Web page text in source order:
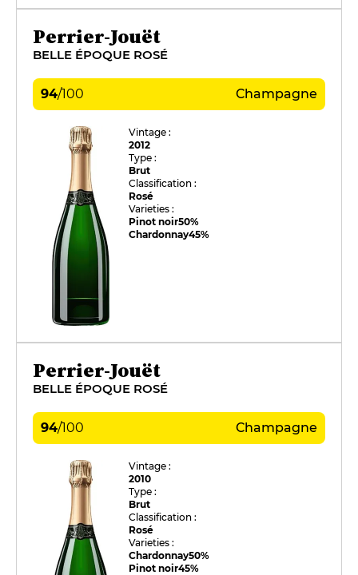
Perrier-Jouët
BELLE ÉPOQUE ROSÉ
94/100 Champagne
Vintage :
2012
Type :
Brut
Classification :
Rosé
Varieties :
Pinot noir50%
Chardonnay45%
Perrier-Jouët
BELLE ÉPOQUE ROSÉ
94/100 Champagne
Vintage :
2010
Type :
Brut
Classification :
Rosé
Varieties :
Chardonnay50%
Pinot noir45%